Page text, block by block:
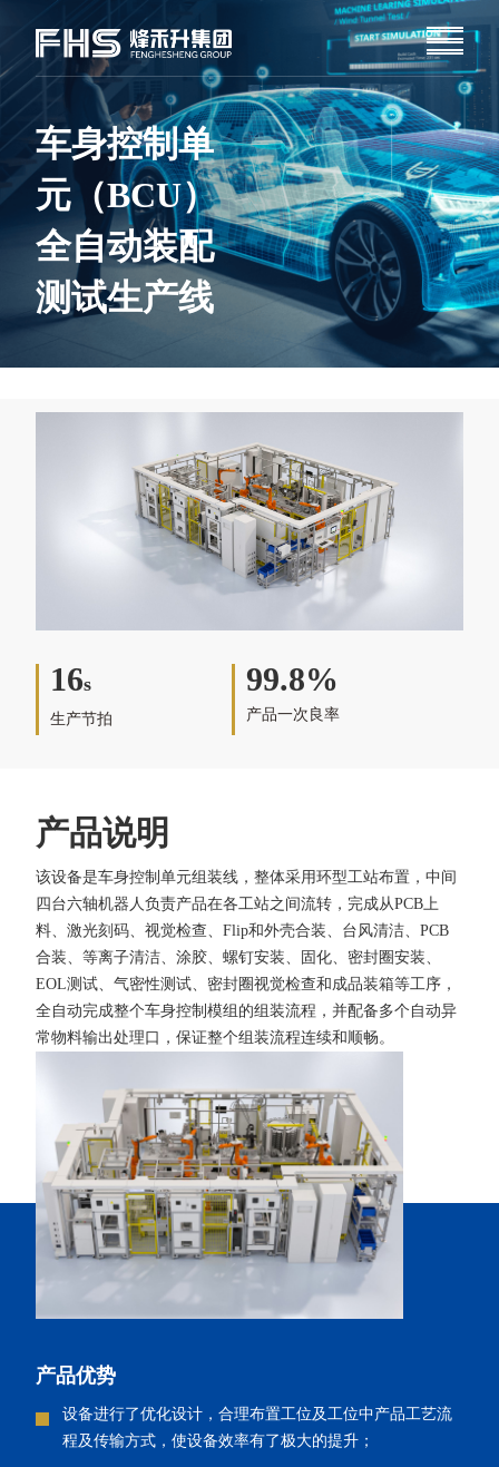
车身控制单
元（BCU）
全自动装配
测试生产线
16s
生产节拍
99.8%
产品一次良率
产品说明
该设备是车身控制单元组装线，整体采用环型工站布置，中间
四台六轴机器人负责产品在各工站之间流转，完成从PCB上
料、激光刻码、视觉检查、Flip和外壳合装、台风清洁、PCB
合装、等离子清洁、涂胶、螺钉安装、固化、密封圈安装、
EOL测试、气密性测试、密封圈视觉检查和成品装箱等工序，
全自动完成整个车身控制模组的组装流程，并配备多个自动异
常物料输出处理口，保证整个组装流程连续和顺畅。
产品优势
设备进行了优化设计，合理布置工位及工位中产品工艺流
程及传输方式，使设备效率有了极大的提升；